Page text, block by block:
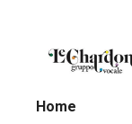
Home